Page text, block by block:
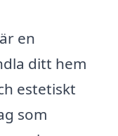
en
ditt hem
estetiskt
som